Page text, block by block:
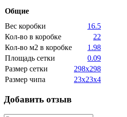
Общие
Вес коробки
16.5
Кол-во в коробке
22
Кол-во м2 в коробке
1.98
Площадь сетки
0.09
Размер сетки
298x298
Размер чипа
23x23x4
Добавить отзыв